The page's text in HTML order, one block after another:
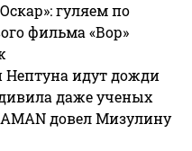
гуляем по
фильма «Вор»
Нептуна идут дожди
даже ученых
довел Мизулину